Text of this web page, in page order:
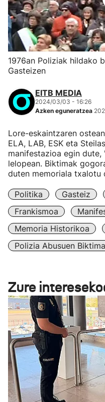
1976an Poliziak hildako
Gasteizen
EITB MEDIA
2024/03/03 - 16:26
Azken eguneratzea
Lore-eskaintzaren
ELA, LAB, ESK eta
manifestazioa egin
lelopean. Biktimak
duten memoriala
Politika Gasteiz
Frankismoa
Memoria Historikoa
Polizia Abusuen
Zure